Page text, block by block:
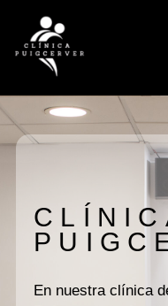
En nuestra clínica